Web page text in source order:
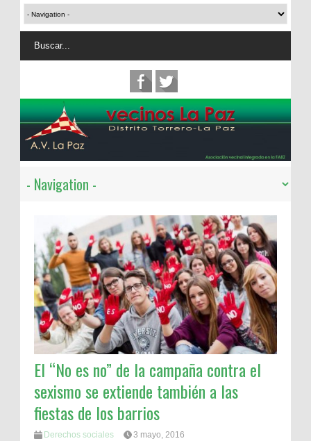
El “No es no” de la campaña contra el
sexismo se extiende también a las
fiestas de los barrios
Derechos sociales 3 mayo, 2016